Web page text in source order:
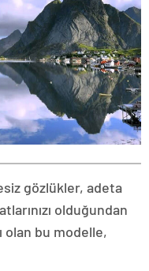
gözlükler, adeta
olduğundan
olan bu modelle,